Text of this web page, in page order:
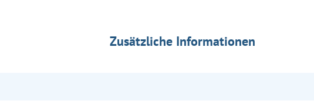
Zusätzliche Informationen